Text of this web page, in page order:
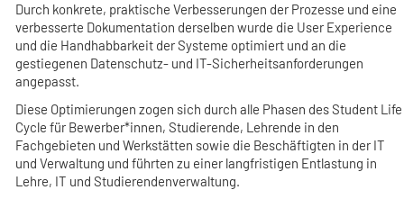
Durch konkrete, praktische Verbesserungen der Prozesse und eine
verbesserte Dokumentation derselben wurde die User Experience
und die Handhabbarkeit der Systeme optimiert und an die
gestiegenen Datenschutz- und IT-Sicherheitsanforderungen
angepasst.
Diese Optimierungen zogen sich durch alle Phasen des Student Life
Cycle für Bewerber*innen, Studierende, Lehrende in den
Fachgebieten und Werkstätten sowie die Beschäftigten in der IT
und Verwaltung und führten zu einer langfristigen Entlastung in
Lehre, IT und Studierendenverwaltung.